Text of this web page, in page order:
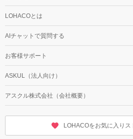
LOHACOとは
AIチャットで質問する
お客様サポート
ASKUL（法人向け）
アスクル株式会社（会社概要）
LOHACOをお気に入りス